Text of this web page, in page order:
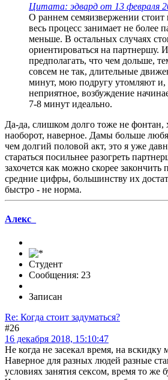
Цитата: эдвард от 13 февраля
О раннем семяизвержении стоит
весь процесс занимает не более
меньше. В остальных случаях
ориентироваться на партнершу.
предполагать, что чем дольше,
совсем не так, длительные
минут, мою подругу утомляют и,
неприятное, возбуждение
7-8 минут идеально.
Да-да, слишком долго тоже не фонтан,
наоборот, наверное. Дамы больше
чем долгий половой акт, это я уже
стараться посильнее разогреть
захочется как можно скорее закончить
средние цифры, большинству их
быстро - не норма.
Алекс_
Студент
Сообщения: 23
Записан
Re: Когда стоит задуматься?
#26
16 декабря 2018, 15:10:47
Не когда не засекал время, на
Наверное для разных людей разные
условиях занятия сексом, время то же